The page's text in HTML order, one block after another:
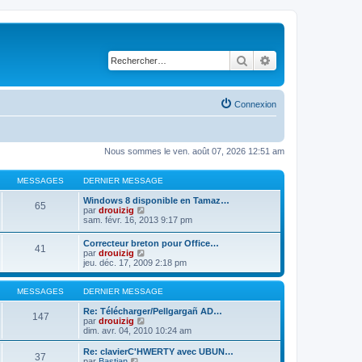
Rechercher
Connexion
Nous sommes le ven. août 07, 2026 12:51 am
MESSAGES DERNIER MESSAGE
65
Windows 8 disponible en Tamaz…
par drouizig
o
u
l
t
e
r
l
d
e
r
n
i
sam. févr. 16, 2013 9:17 pm
41
Correcteur breton pour Office…
par drouizig
o
n
s
u
l
t
r
l
e
jeu. déc. 17, 2009 2:18 pm
MESSAGES DERNIER MESSAGE
147
Re: Télécharger/Pellgargañ AD…
par drouizig
o
n
s
dim. avr. 04, 2010 10:24 am
37
Re: clavierC'HWERTY avec UBUN…